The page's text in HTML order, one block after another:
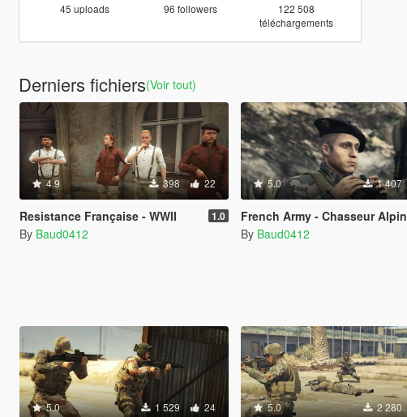
45 uploads 96 followers
122 508
téléchargements
Derniers fichiers(Voir tout)
4.9 398 22
Resistance Française - WWII 1.0
By Baud0412
5.0 1 407
French Army - Chasseur Alpin
By Baud0412
5.0 1 529 24 5.0 2 280